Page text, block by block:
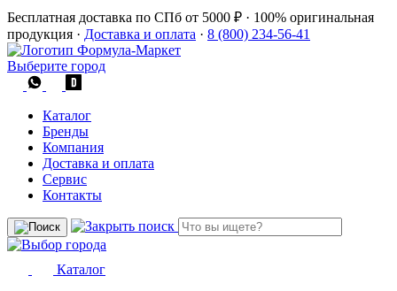
Бесплатная доставка по СПб от 5000 ₽ · 100% оригинальная
продукция · Доставка и оплата · 8 (800) 234-56-41
Выберите город
Каталог
Бренды
Компания
Доставка и оплата
Сервис
Контакты
Каталог